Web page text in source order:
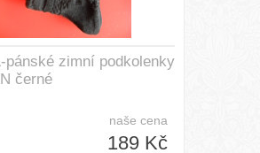
pánské zimní podkolenky
černé
naše cena
189 Kč